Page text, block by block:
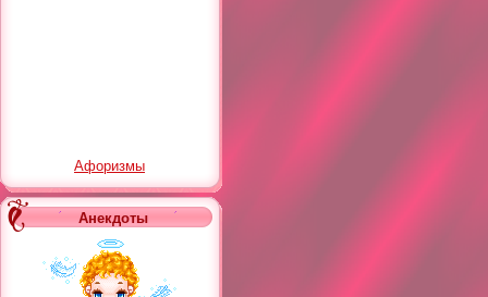
Афоризмы
Анекдоты